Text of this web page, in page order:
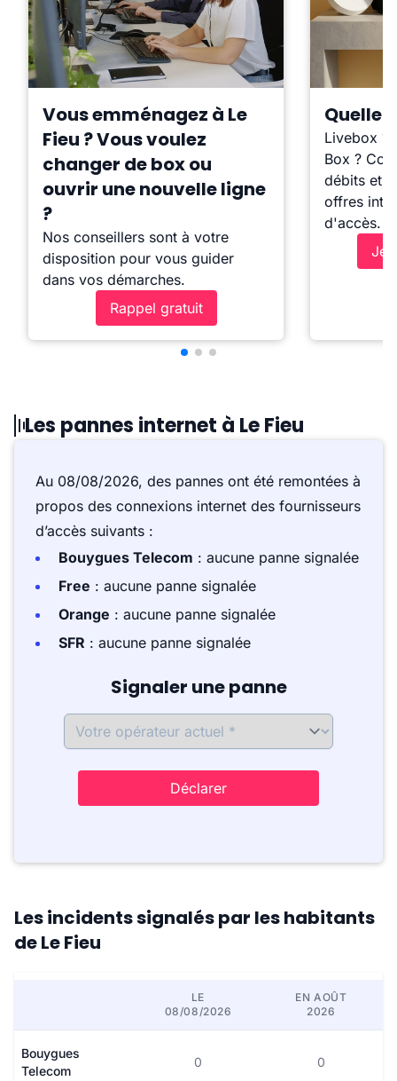
Vous emménagez à Le
Fieu ? Vous voulez
changer de box ou
ouvrir une nouvelle ligne
?
Nos conseillers sont à votre
disposition pour vous guider
dans vos démarches.
Rappel gratuit
Quelle
Livebox ?
Box ?
débits et
offres
d'accès.
Je
Les pannes internet à Le Fieu
Au 08/08/2026, des pannes ont été remontées à
propos des connexions internet des fournisseurs
d’accès suivants :
Bouygues Telecom : aucune panne signalée
Free : aucune panne signalée
Orange : aucune panne signalée
SFR : aucune panne signalée
Signaler une panne
Déclarer
Les incidents signalés par les habitants
de Le Fieu
LE
08/08/2026
EN AOÛT
2026
Bouygues
Telecom
0 0